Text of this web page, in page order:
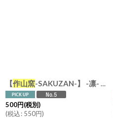
【作山窯-SAKUZAN-】 -凛- 豆皿 φ97mm 小皿 しょうゆ皿 小物入れ
500円(税別)
(税込: 550円)